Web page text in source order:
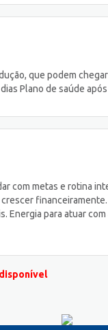
que podem
Plano de saúde
com metas e rotina
Energia para atuar